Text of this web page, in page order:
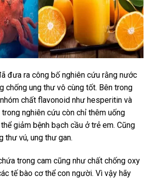
đưa ra công bố nghiên cứu rằng nước
chống ung thư vô cùng tốt. Bên trong
chất flavonoid như hesperitin và
nghiên cứu còn chỉ thêm uống
giảm bệnh bạch cầu ở trẻ em. Cũng
thư vú, ung thư gan.
trong cam cũng như chất chống oxy
tế bào cơ thể con người. Vì vậy hãy